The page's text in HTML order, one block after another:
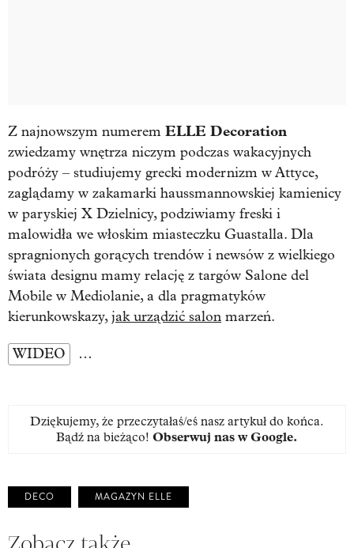
Z najnowszym numerem ELLE Decoration
zwiedzamy wnętrza niczym podczas wakacyjnych
podróży – studiujemy grecki modernizm w Attyce,
zaglądamy w zakamarki haussmannowskiej kamienicy
w paryskiej X Dzielnicy, podziwiamy freski i
malowidła we włoskim miasteczku Guastalla. Dla
spragnionych gorących trendów i newsów z wielkiego
świata designu mamy relację z targów Salone del
Mobile w Mediolanie, a dla pragmatyków
kierunkowskazy,jak urządzić salon marzeń.
WIDEO …
Dziękujemy, że przeczytałaś/eś nasz artykuł do końca.
Bądź na bieżąco! Obserwuj nas w Google.
DECO MAGAZYN ELLE